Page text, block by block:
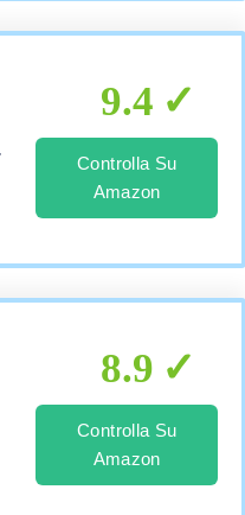
9.4
Controlla Su
Amazon
8.9
Controlla Su
Amazon